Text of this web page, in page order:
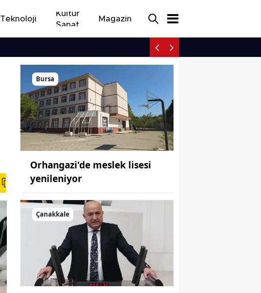
Teknoloji
Kültür
Sanat
Magazin
Bursa
Orhangazi'de meslek lisesi
yenileniyor
Çanakkale